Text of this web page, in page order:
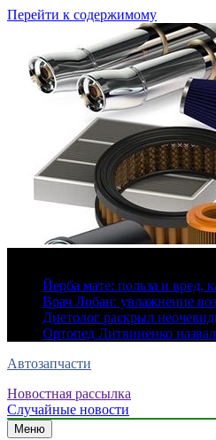
Перейти к содержимому
Йерба мате: польза и вред,
Врач Лобан: увлажнение
Диетолог раскрыл
Ортопед Литвиненко
Автозапчасти
Новостная рассылка
Случайные новости
Меню